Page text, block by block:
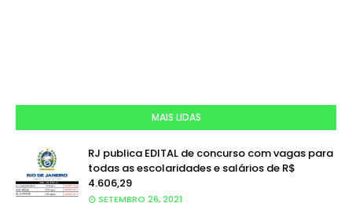
MAIS LIDAS
RJ publica EDITAL de concurso com vagas para
todas as escolaridades e salários de R$
4.606,29
SETEMBRO 26, 2021